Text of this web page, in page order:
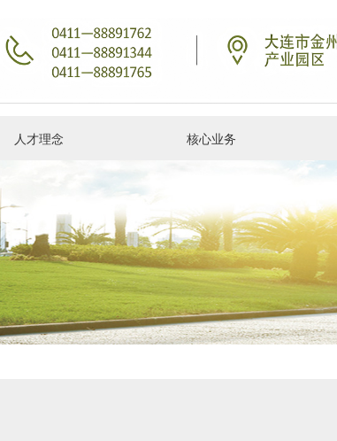
人才理念
联系我们
核心业务
项目概况